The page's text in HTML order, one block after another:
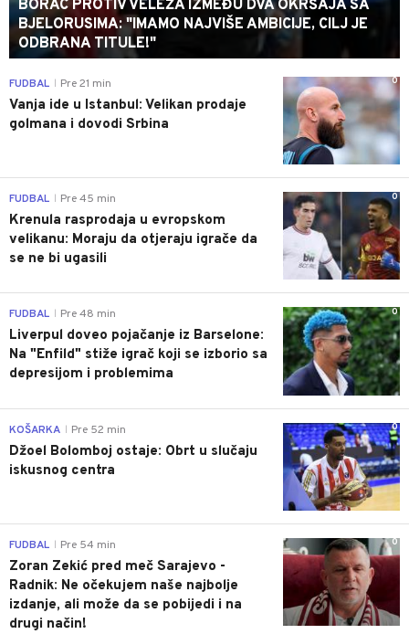
BORAC PROTIV VELEŽA IZMEĐU DVA OKRŠAJA SA
BJELORUSIMA: "IMAMO NAJVIŠE AMBICIJE, CILJ JE
ODBRANA TITULE!"
0
FUDBAL Pre 21 min
Vanja ide u Istanbul: Velikan prodaje
golmana i dovodi Srbina
0
FUDBAL Pre 45 min
Krenula rasprodaja u evropskom
velikanu: Moraju da otjeraju igrače da
se ne bi ugasili
0
FUDBAL Pre 48 min
Liverpul doveo pojačanje iz Barselone:
Na "Enfild" stiže igrač koji se izborio sa
depresijom i problemima
0
KOŠARKA Pre 52 min
Džoel Bolomboj ostaje: Obrt u slučaju
iskusnog centra
0
FUDBAL Pre 54 min
Zoran Zekić pred meč Sarajevo -
Radnik: Ne očekujem naše najbolje
izdanje, ali može da se pobijedi i na
drugi način!